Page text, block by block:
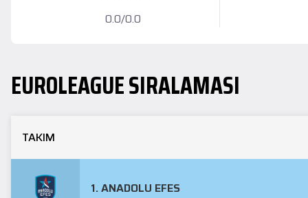
0.0/0.0
EUROLEAGUESIRALAMASI
TAKIM
1. ANADOLU EFES